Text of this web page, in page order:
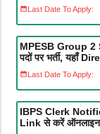
Last Date To Apply:
MPESB Group
पदों पर भर्ती, यहाँ
Last Date To Apply:
IBPS Clerk
Link से करें